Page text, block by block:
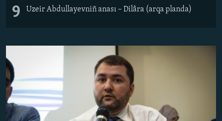
9 Uzeir Abdullayevniñ anası – Dilâra (arqa planda)